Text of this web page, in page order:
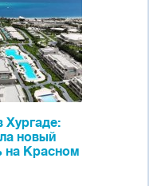
Хургаде:
новый
на Красном